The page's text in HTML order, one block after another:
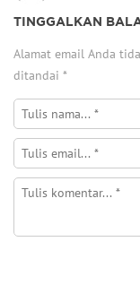
TINGGALKAN
Alamat email Anda
ditandai *